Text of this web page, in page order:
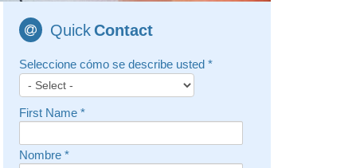
QuickContact
Seleccione cómo se describe usted *
First Name *
Nombre *